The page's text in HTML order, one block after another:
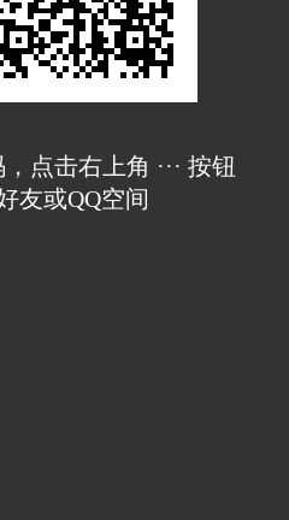
点击右上角 ··· 按钮
友或QQ空间